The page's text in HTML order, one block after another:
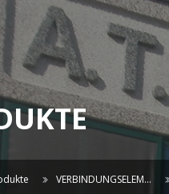
VERBINDUNGSELEM…